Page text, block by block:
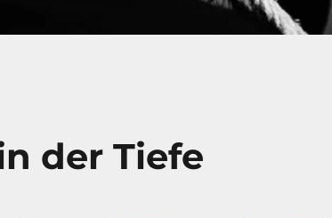
der Tiefe